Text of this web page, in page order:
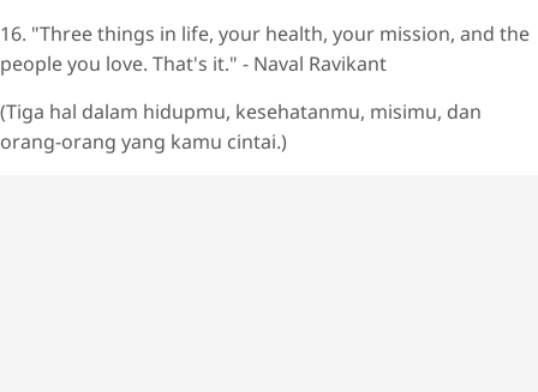
16. "Three things in life, your health, your mission, and the
people you love. That's it." - Naval Ravikant
(Tiga hal dalam hidupmu, kesehatanmu, misimu, dan
orang-orang yang kamu cintai.)